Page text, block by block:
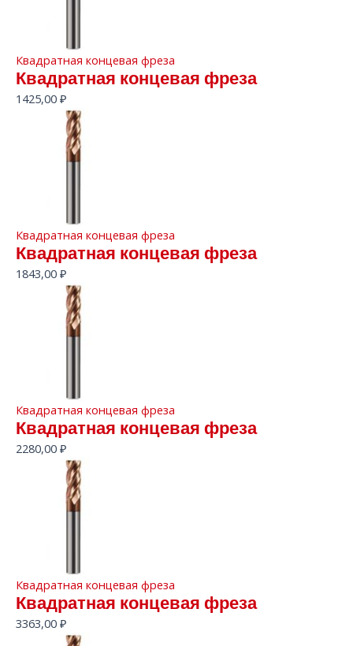
Квадратная концевая фреза
Квадратная концевая фреза
1425,00 ₽
Квадратная концевая фреза
Квадратная концевая фреза
1843,00 ₽
Квадратная концевая фреза
Квадратная концевая фреза
2280,00 ₽
Квадратная концевая фреза
Квадратная концевая фреза
3363,00 ₽